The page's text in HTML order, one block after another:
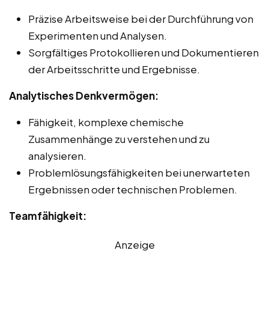
Präzise Arbeitsweise bei der Durchführung von
Experimenten und Analysen.
Sorgfältiges Protokollieren und Dokumentieren
der Arbeitsschritte und Ergebnisse.
Analytisches Denkvermögen:
Fähigkeit, komplexe chemische
Zusammenhänge zu verstehen und zu
analysieren.
Problemlösungsfähigkeiten bei unerwarteten
Ergebnissen oder technischen Problemen.
Teamfähigkeit:
Anzeige